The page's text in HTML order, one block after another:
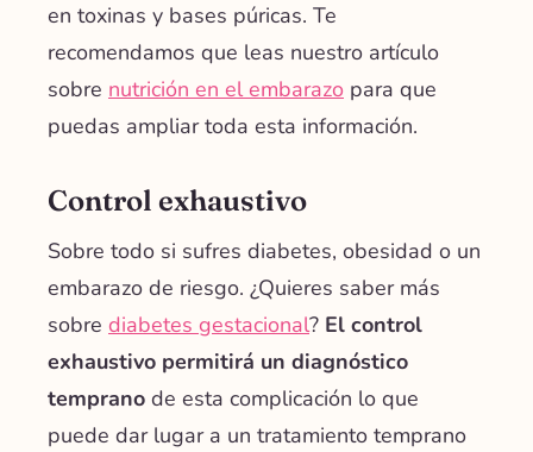
en toxinas y bases púricas. Te
recomendamos que leas nuestro artículo
sobre nutrición en el embarazo para que
puedas ampliar toda esta información.
Control exhaustivo
Sobre todo si sufres diabetes, obesidad o un
embarazo de riesgo. ¿Quieres saber más
sobre diabetes gestacional? El control
exhaustivo permitirá un diagnóstico
temprano de esta complicación lo que
puede dar lugar a un tratamiento temprano